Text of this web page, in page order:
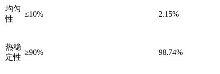
均匀
性
≤10% 2.15%
热稳
定性
≥90% 98.74%